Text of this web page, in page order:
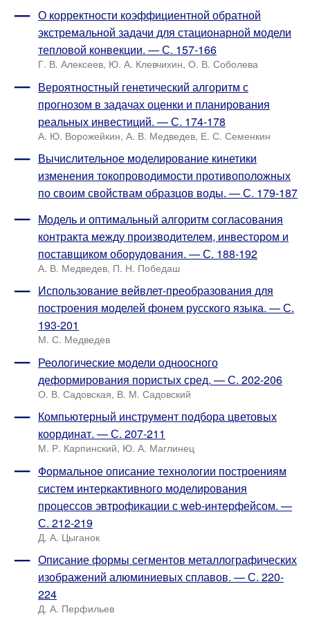
О корректности коэффициентной обратной
экстремальной задачи для стационарной модели
тепловой конвекции. — С. 157-166
Г. В. Алексеев, Ю. А. Клевчихин, О. В. Соболева
Вероятностный генетический алгоритм с
прогнозом в задачах оценки и планирования
реальных инвестиций. — С. 174-178
А. Ю. Ворожейкин, А. В. Медведев, Е. С. Семенкин
Вычислительное моделирование кинетики
изменения токопроводимости противоположных
по своим свойствам образцов воды. — С. 179-187
Модель и оптимальный алгоритм согласования
контракта между производителем, инвестором и
поставщиком оборудования. — С. 188-192
А. В. Медведев, П. Н. Победаш
Использование вейвлет-преобразования для
построения моделей фонем русского языка. — С.
193-201
М. С. Медведев
Реологические модели одноосного
деформирования пористых сред. — С. 202-206
О. В. Садовская, В. М. Садовский
Компьютерный инструмент подбора цветовых
координат. — С. 207-211
М. Р. Карпинский, Ю. А. Маглинец
Формальное описание технологии построениям
систем интеркактивного моделирования
процессов эвтрофикации с web-интерфейсом. —
С. 212-219
Д. А. Цыганок
Описание формы сегментов металлографических
изображений алюминиевых сплавов. — С. 220-
224
Д. А. Перфильев